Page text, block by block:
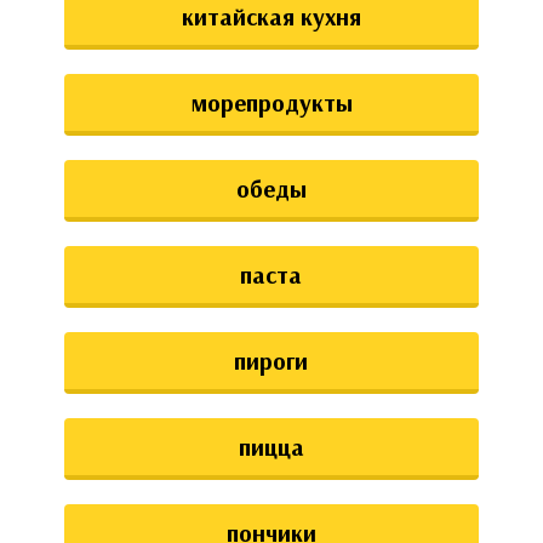
китайская кухня
морепродукты
обеды
паста
пироги
пицца
пончики